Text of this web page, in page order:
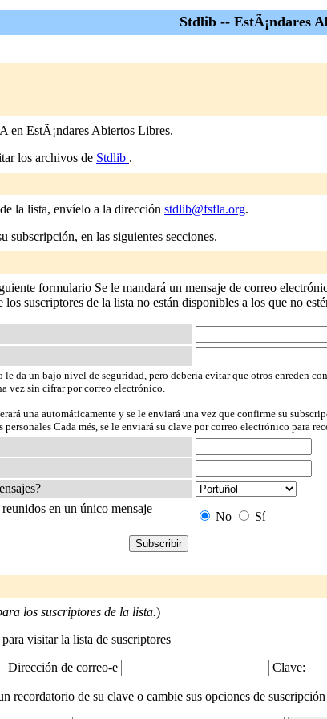
Stdlib -- EstÃ¡ndares
en EstÃ¡ndares Abiertos Libres.
los archivos de Stdlib .
la lista, envíelo a la dirección stdlib@fsfla.org.
subscripción, en las siguientes secciones.
formulario Se le mandará un mensaje de correo
suscriptores de la lista no están disponibles a los que no
da un bajo nivel de seguridad, pero debería evitar que otros enreden
vez sin cifrar por correo electrónico.
una automáticamente y se le enviará una vez que confirme su
Cada més, se le enviará su clave por correo electrónico para
en un único mensaje
No Sí
los suscriptores de la lista.)
visitar la lista de suscriptores
Dirección de correo-e Clave:
recordatorio de su clave o cambie sus opciones de